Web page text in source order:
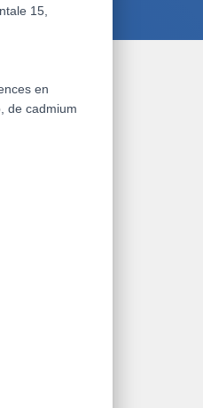
15,
en
de cadmium